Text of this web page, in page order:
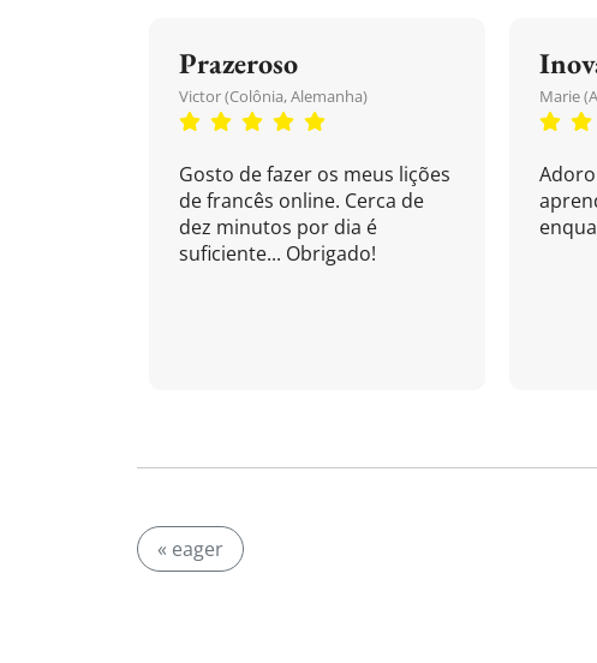
Prazeroso
Victor (Colônia, Alemanha)
Gosto de fazer os meus lições
de francês online. Cerca de
dez minutos por dia é
suficiente... Obrigado!
Marie
« eager